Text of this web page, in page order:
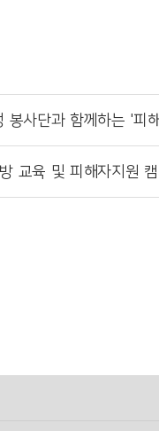
봉사단과 함께하는 '피
교육 및 피해자지원